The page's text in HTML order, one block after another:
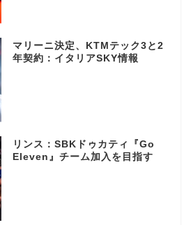
マリーニ決定、KTMテック3と2
年契約：イタリアSKY情報
リンス：SBKドゥカティ『Go
Eleven』チーム加入を目指す